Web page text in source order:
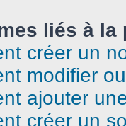
liés à la
créer un
modifier
ajouter
créer un